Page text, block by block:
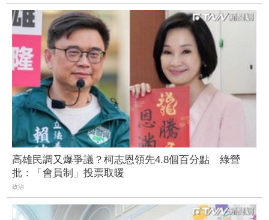
高雄民調又爆爭議？柯志恩領先4.8個百分點 綠營
批：「會員制」投票取暖
政治